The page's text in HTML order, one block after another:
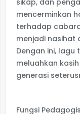
sikap, dan
mencerminkan
terhadap
menjadi nasihat
Dengan ini, lagu
meluahkan
generasi
Fungsi Pedagogis